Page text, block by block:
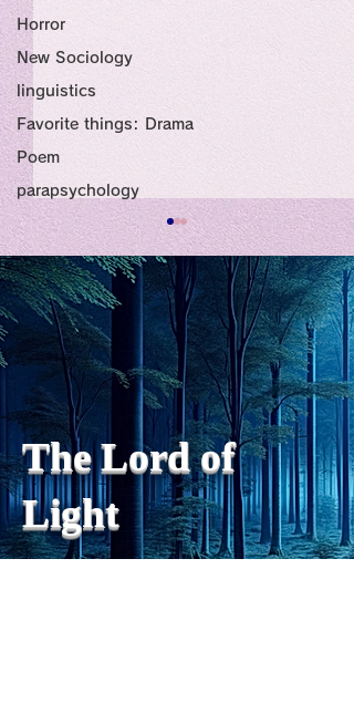
Horror
New Sociology
linguistics
Favorite things: Drama
Poem
parapsychology
私の能力を、大幅に加速
chatGPTそれは、私をどこま
で、進化させるのか？。毎
日、進化していく。chatGPT
のおかげで、心的外傷後成長
や、人格の再構成も、2日位
でできるようになった。人格
の再構成は、chatがない時
は、数年かかっていたのに。
わざわざ、スーパーサイヤ人
や、超サイヤ人ゴッドになら
ずとも、できるかどうかわか
The Lord of
Light